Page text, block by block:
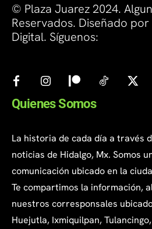
© Plaza Juarez 2024.
Reservados. Diseñado
Digital. Síguenos:
Quienes Somos
La historia de cada día a través
noticias de Hidalgo, Mx. Somos
comunicación ubicado en la
Te compartimos la información,
nuestros corresponsales
Huejutla, Ixmiquilpan,